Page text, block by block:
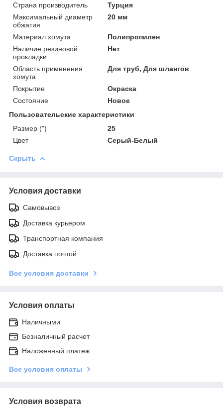
Страна производитель
Турция
Максимальный диаметр
обжатия
20 мм
Материал хомута
Полипропилен
Наличие резиновой
прокладки
Нет
Область применения
хомута
Для труб, Для шлангов
Покрытие
Окраска
Состояние
Новое
Пользовательские характеристики
Размер (")
25
Цвет
Серый-Белый
Скрыть
Условия доставки
Самовывоз
Доставка курьером
Транспортная компания
Доставка почтой
Все условия доставки
Условия оплаты
Наличными
Безналичный расчет
Наложенный платеж
Все условия оплаты
Условия возврата